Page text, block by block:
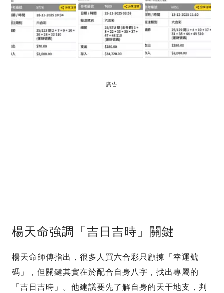
廣告
楊天命強調「吉日吉時」關鍵
楊天命師傅指出，很多人買六合彩只顧揀「幸運號
碼」，但關鍵其實在於配合自身八字，找出專屬的
「吉日吉時」。他建議要先了解自身的天干地支，判